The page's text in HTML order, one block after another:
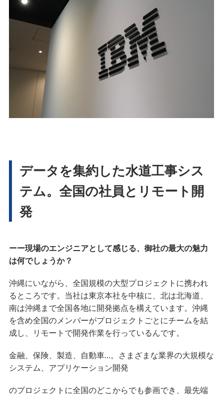
データを集約した水道工事シス
テム。全国の社員とリモート開
発
ーー現場のエンジニアとして感じる、御社の最大の魅力
は何でしょうか？
沖縄にいながら、全国規模の大型プロジェクトに携われ
るところです。当社は東京本社を中核に、北は北海道、
南は沖縄まで全国各地に開発拠点を構えています。沖縄
を含め全国のメンバーがプロジェクトごとにチームを結
成し、リモートで開発作業を行っているんです。
金融、保険、製造、自動車…。さまざまな業界の大規模な
システム、アプリケーション開発
のプロジェクトに全国のどこからでも参画でき、最先端